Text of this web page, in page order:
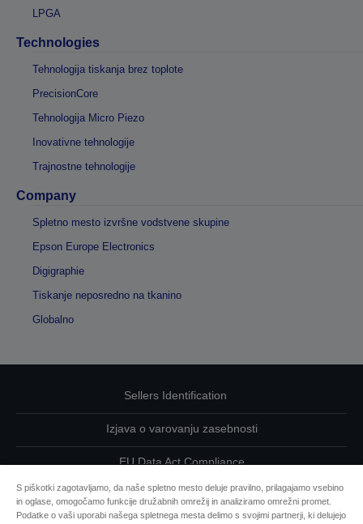
LPGA
Technologies
Tehnologija tiskanja brez toplote
PrecisionCore
Tehnologija Micro Piezo
Inovativne tehnologije
Trajnostne tehnologije
Company
Spletno mesto izvršne vodstvene skupine
Epson Europe Electronics
Digigraphie
Tiskanje neposredno na tkanino
Globalno
Sellers Identification
Izjava o varovanju zasebnosti
EU Data Act Compliance
Kontaktirajte nas glede svojih podatkov
S piškotki zagotavljamo, da naše spletno mesto deluje pravilno, prilagajamo vsebino
in oglase, omogočamo funkcije družabnih omrežij in analiziramo omrežni promet.
Podatke o vaši uporabi našega spletnega mesta delimo s svojimi partnerji, ki delujejo